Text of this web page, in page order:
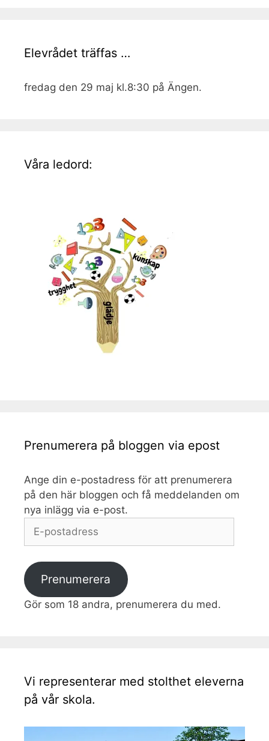
Elevrådet träffas …
fredag den 29 maj kl.8:30 på Ängen.
Våra ledord:
Prenumerera på bloggen via epost
Ange din e-postadress för att prenumerera
på den här bloggen och få meddelanden om
nya inlägg via e-post.
postadress
Prenumerera
Gör som 18 andra, prenumerera du med.
Vi representerar med stolthet eleverna
på vår skola.